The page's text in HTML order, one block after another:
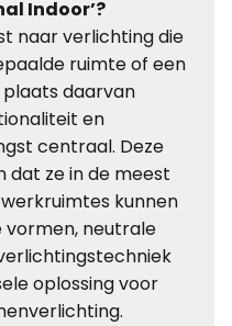
Indoor’?
naar verlichting die
ruimte of een
daarvan
en
centraal. Deze
dat ze in de meest
kunnen
vormen, neutrale
oplossing voor